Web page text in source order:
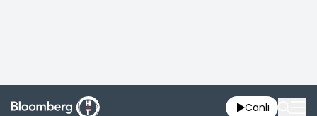
Canlı